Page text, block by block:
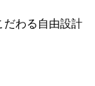
だわる自由設計